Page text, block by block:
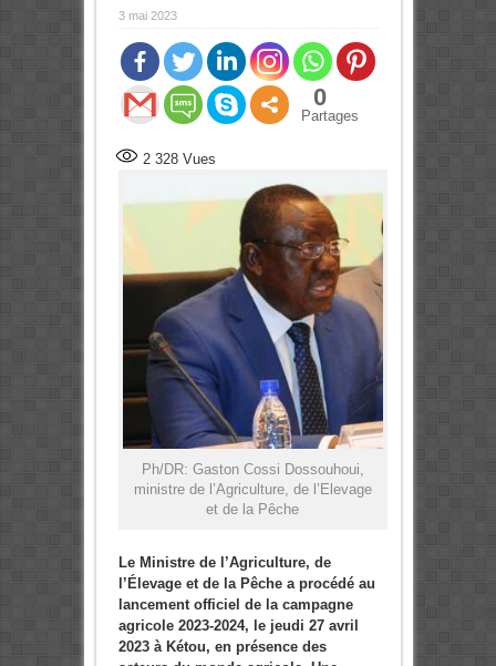
3 mai 2023
0
Partages
2 328Vues
Ph/DR: Gaston Cossi Dossouhoui,
ministre de l’Agriculture, de l’Elevage
et de la Pêche
Le Ministre de l’Agriculture, de
l’Élevage et de la Pêche a procédé au
lancement officiel de la campagne
agricole 2023-2024, le jeudi 27 avril
2023 à Kétou, en présence des